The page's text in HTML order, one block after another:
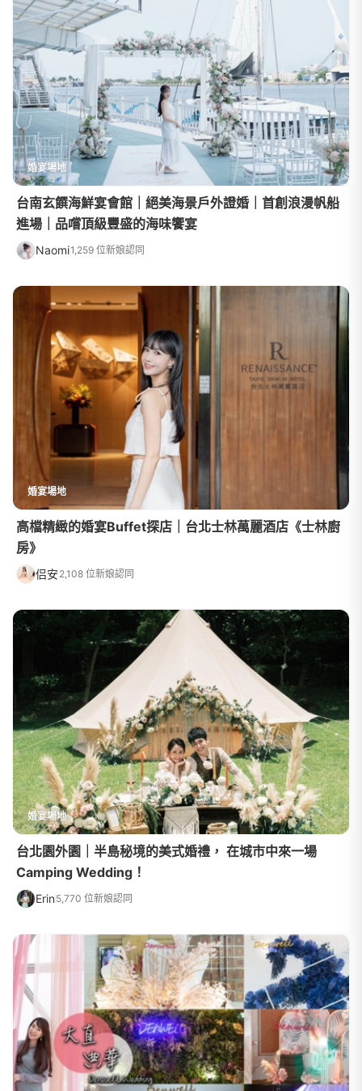
婚宴場地
台南玄饌海鮮宴會館｜絕美海景戶外證婚｜首創浪漫帆船
進場｜品嚐頂級豐盛的海味饗宴
Naomi1,259 位新娘認同
婚宴場地
高檔精緻的婚宴Buffet探店｜台北士林萬麗酒店《士林廚
房》
侣安 2,108 位新娘認同
婚宴場地
台北園外園｜半島秘境的美式婚禮， 在城市中來一場
Camping Wedding！
Erin 5,770 位新娘認同